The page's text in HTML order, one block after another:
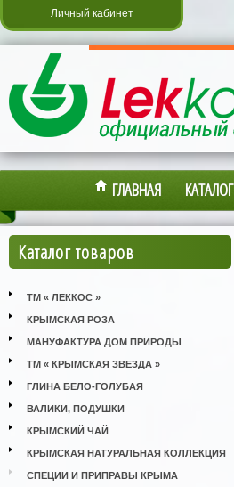
Личный кабинет
ГЛАВНАЯ КАТАЛОГ
Каталог товаров
ТМ « ЛЕККОС »
КРЫМСКАЯ РОЗА
МАНУФАКТУРА ДОМ ПРИРОДЫ
ТМ « КРЫМСКАЯ ЗВЕЗДА »
ГЛИНА БЕЛО-ГОЛУБАЯ
ВАЛИКИ, ПОДУШКИ
КРЫМСКИЙ ЧАЙ
КРЫМСКАЯ НАТУРАЛЬНАЯ КОЛЛЕКЦИЯ
СПЕЦИИ И ПРИПРАВЫ КРЫМА